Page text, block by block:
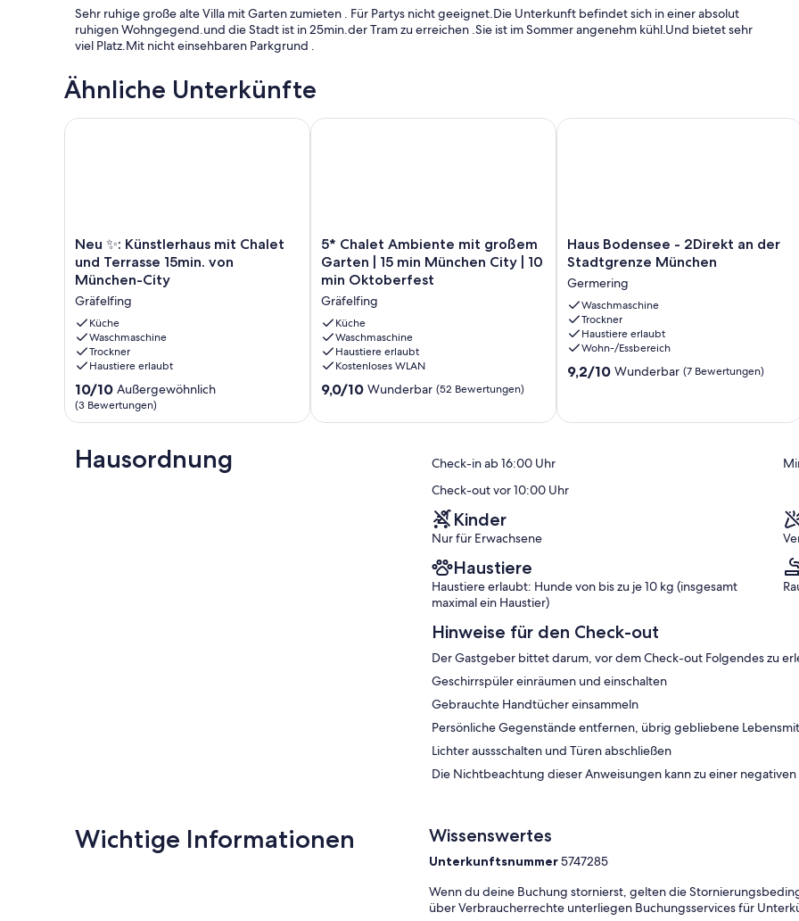
Sehr ruhige große alte Villa mit Garten zumieten . Für Partys nicht geeignet.Die Unterkunft befindet sich in einer absolut
ruhigen Wohngegend.und die Stadt ist in 25min.der Tram zu erreichen .Sie ist im Sommer angenehm kühl.Und bietet sehr
viel Platz.Mit nicht einsehbaren Parkgrund .
Ähnliche Unterkünfte
Neu
✨:
Künstlerhaus
mit
Chalet
und
Terrasse
15min.
von
München-
City
Gräfelfing
Neu ✨: Künstlerhaus mit Chalet
und Terrasse 15min. von
München-City
Gräfelfing
Küche
Waschmaschine
Trockner
Haustiere erlaubt
10.0
von
10,
(3
Bewertungen)
10/10 Außergewöhnlich
(3 Bewertungen)
Neu ✨: Künstlerhaus mit Chalet und Terrasse 15min. von München-City
5*
Chalet
Ambiente
mit
großem
Garten
|
15
min
München
|
5* Chalet Ambiente mit großem
Garten | 15 min München City | 10
min Oktoberfest
Gräfelfing
Küche
Waschmaschine
Haustiere erlaubt
Kostenloses WLAN
9.0
10,
9,0/10 Wunderbar (52 Bewertungen)
5* Chalet Ambiente mit großem Garten | 15 min München City | 10 min
Haus
Bodensee
2Direkt
an
der
Stadtgrenze
München
Germering
Haus Bodensee - 2Direkt an der
Stadtgrenze München
Germering
Waschmaschine
Trockner
Haustiere erlaubt
Wohn-/Essbereich
9.2
Wunderbar,
9,2/10 Wunderbar (7 Bewertungen)
Haus Bodensee - 2Direkt an der
Hausordnung Check-in ab 16:00 Uhr
Check-out vor 10:00 Uhr
Kinder
Nur für Erwachsene
Haustiere
Haustiere erlaubt: Hunde von bis zu je 10 kg (insgesamt
maximal ein Haustier)
Hinweise für den Check-out
Der Gastgeber bittet darum, vor dem Check-out Folgendes zu
Geschirrspüler einräumen und einschalten
Gebrauchte Handtücher einsammeln
Persönliche Gegenstände entfernen, übrig gebliebene
Lichter aussschalten und Türen abschließen
Die Nichtbeachtung dieser Anweisungen kann zu einer
Wichtige Informationen Wissenswertes
Unterkunftsnummer5747285
Wenn du deine Buchung stornierst, gelten die
über Verbraucherrechte unterliegen Buchungsservices für